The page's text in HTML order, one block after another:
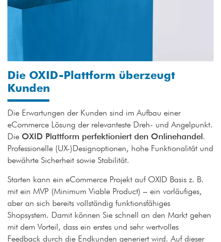
Die OXID-Plattform überzeugt
Kunden
Die Erwartungen der Kunden sind im Aufbau einer
eCommerce Lösung der relevanteste Dreh- und Angelpunkt.
Die OXID Plattform perfektioniert den Onlinehandel.
Professionelle (UX-)Designoptionen, hohe Funktionalität und
bewährte Sicherheit sowie Stabilität.
Starten kann ein eCommerce Projekt auf OXID Basis z. B.
mit ein MVP (Minimum Viable Product) – ein vorläufiges,
aber an sich bereits vollständig funktionsfähiges
Shopsystem. Damit können Sie schnell an den Markt gehen
mit dem Vorteil, dass ein erstes und sehr wertvolles
Feedback durch die Endkunden generiert wird. Auf dieser